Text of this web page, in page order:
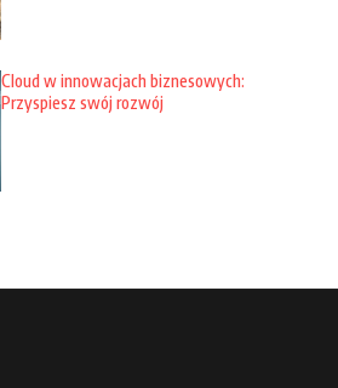
Cloud w innowacjach biznesowych:
Przyspiesz swój rozwój